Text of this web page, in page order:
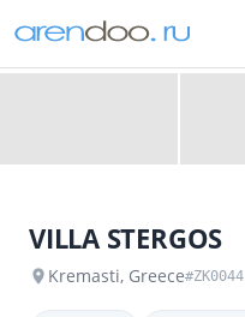
‹
VILLA STERGOS
Kremasti, Greece#ZK0044